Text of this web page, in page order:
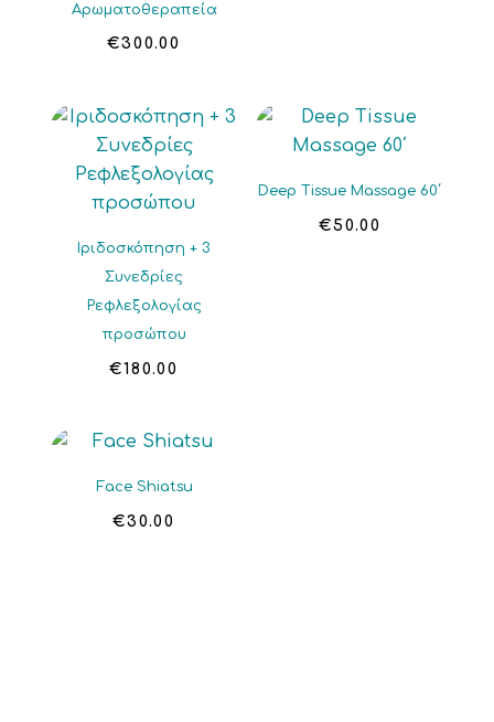
Αρωματοθεραπεία
€300.00
Ιριδοσκόπηση + 3
Συνεδρίες
Ρεφλεξολογίας
προσώπου
€180.00
Deep Tissue Massage 60΄
€50.00
Face Shiatsu
€30.00